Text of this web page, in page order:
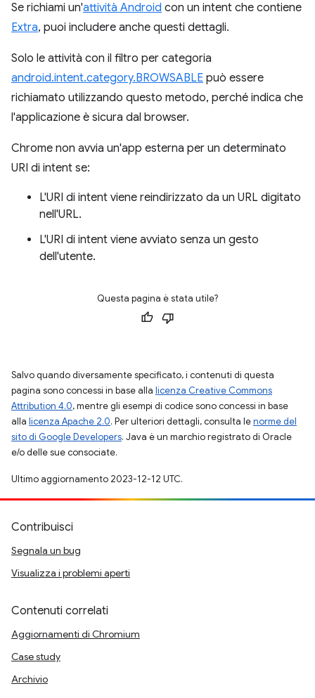
Se richiami un'attività Android con un intent che contiene
Extra, puoi includere anche questi dettagli.
Solo le attività con il filtro per categoria
android.intent.category.BROWSABLE può essere
richiamato utilizzando questo metodo, perché indica che
l'applicazione è sicura dal browser.
Chrome non avvia un'app esterna per un determinato
URI di intent se:
L'URI di intent viene reindirizzato da un URL digitato
nell'URL.
L'URI di intent viene avviato senza un gesto
dell'utente.
Questa pagina è stata utile?
Salvo quando diversamente specificato, i contenuti di questa
pagina sono concessi in base alla licenza Creative Commons
Attribution 4.0, mentre gli esempi di codice sono concessi in base
alla licenza Apache 2.0. Per ulteriori dettagli, consulta lenorme del
sito di Google Developers. Java è un marchio registrato di Oracle
e/o delle sue consociate.
Ultimo aggiornamento 2023-12-12 UTC.
Contribuisci
Segnala un bug
Visualizza i problemi aperti
Contenuti correlati
Aggiornamenti di Chromium
Case study
Archivio